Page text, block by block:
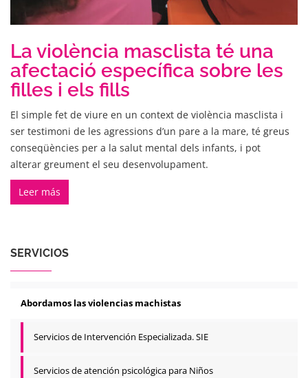
SERVICIOS
Abordamos las violencias machistas
Servicios de Intervención Especializada. SIE
Servicios de atención psicológica para Niños
La violència masclista té una
afectació específica sobre les
filles i els fills
El simple fet de viure en un context de violència masclista i
ser testimoni de les agressions d’un pare a la mare, té greus
conseqüències per a la salut mental dels infants, i pot
alterar greument el seu desenvolupament.
Leer más